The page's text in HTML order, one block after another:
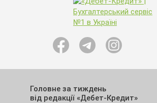
Головне за тиждень
від редакції «Дебет-Кредит»